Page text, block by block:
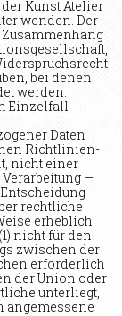
Kunst Atelier
wenden. Der
bei denen
werden.
Einzelfall
Daten
Richtlinien-
nicht einer
—
rechtliche
erheblich
nicht für den
zwischen der
erforderlich
der Union oder
unterliegt,
angemessene